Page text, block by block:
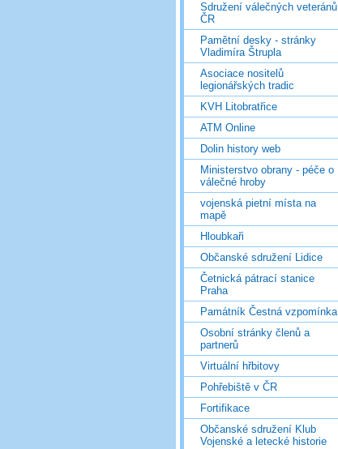
Sdružení válečných veteránů
ČR
Pamětní desky - stránky
Vladimíra Štrupla
Asociace nositelů
legionářských tradic
KVH Litobratřice
ATM Online
Dolin history web
Ministerstvo obrany - péče o
válečné hroby
vojenská pietní místa na
mapě
Hloubkaři
Občanské sdružení Lidice
Četnická pátrací stanice
Praha
Památník Čestná vzpomínka
Osobní stránky členů a
partnerů
Virtuální hřbitovy
Pohřebiště v ČR
Fortifikace
Občanské sdružení Klub
Vojenské a letecké historie